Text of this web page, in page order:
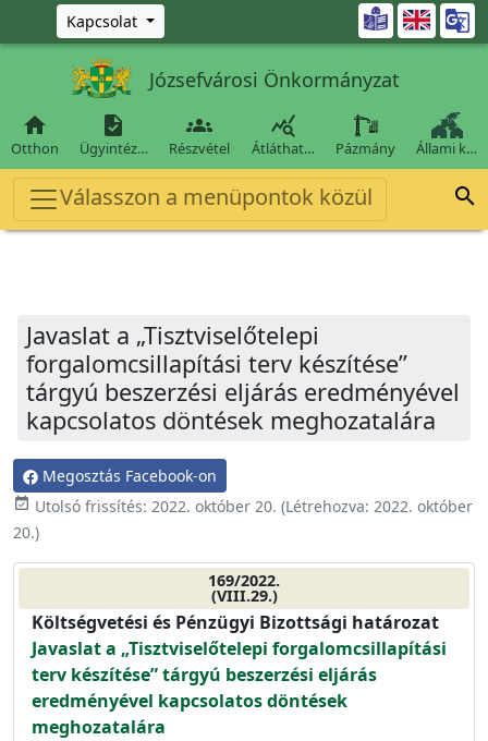
Ugrás a fő tartalomra
Kapcsolat 
Józsefvárosi Önkormányzat

Otthon

Ügyintéz…

Részvétel

Átláthat… Pázmány Állami k…
Válasszon a menüpontok közül 
Javaslat a „Tisztviselőtelepi
forgalomcsillapítási terv készítése”
tárgyú beszerzési eljárás eredményével
kapcsolatos döntések meghozatalára
Megosztás Facebook-on
event_available Utolsó frissítés: 2022. október 20. (Létrehozva: 2022. október
20.)
169/2022.
(VIII.29.)
Költségvetési és Pénzügyi Bizottsági határozat
Javaslat a „Tisztviselőtelepi forgalomcsillapítási
terv készítése” tárgyú beszerzési eljárás
eredményével kapcsolatos döntések
meghozatalára